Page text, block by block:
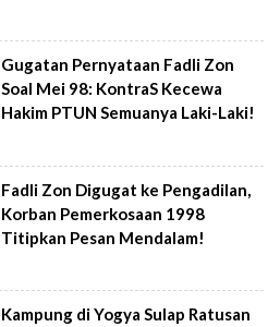
Gugatan Pernyataan Fadli Zon
Soal Mei 98: KontraS Kecewa
Hakim PTUN Semuanya Laki-Laki!
Fadli Zon Digugat ke Pengadilan,
Korban Pemerkosaan 1998
Titipkan Pesan Mendalam!
Kampung di Yogya Sulap Ratusan